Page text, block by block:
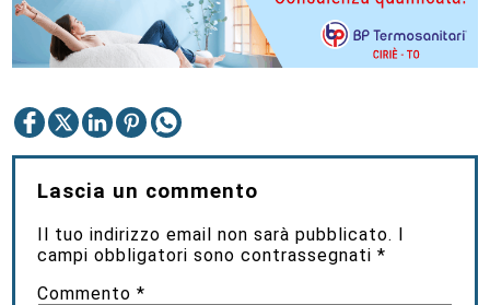
Lascia un commento
Il tuo indirizzo email non sarà pubblicato. I
campi obbligatori sono contrassegnati*
Commento*